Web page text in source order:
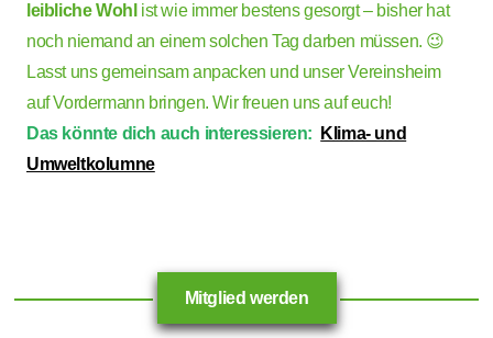
leibliche Wohl ist wie immer bestens gesorgt – bisher hat
noch niemand an einem solchen Tag darben müssen. 😉
Lasst uns gemeinsam anpacken und unser Vereinsheim
auf Vordermann bringen. Wir freuen uns auf euch!
Das könnte dich auch interessieren:
Klima- und
Umweltkolumne
Mitglied werden